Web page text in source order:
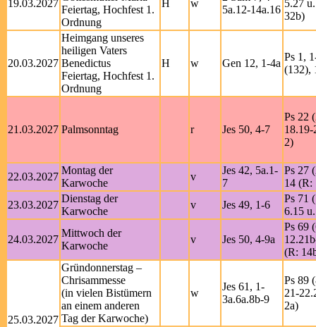
19.03.2027
Feiertag, Hochfest 1.
Ordnung
H w
5a.12-14a.16
5.27
32b)
20.03.2027
Heimgang unseres
heiligen Vaters
Benedictus
Feiertag, Hochfest 1.
Ordnung
H w Gen 12, 1-4a
Ps 1,
(132),
21.03.2027 Palmsonntag r Jes 50, 4-7
Ps 22
2)
22.03.2027
Montag der
Karwoche
v
Jes 42, 5a.1-
7
Ps 27
14 (R:
23.03.2027
Dienstag der
Karwoche
v Jes 49, 1-6
Ps 71
6.15
24.03.2027
Mittwoch der
Karwoche
v Jes 50, 4-9a
Ps 69
(R:
25.03.2027
Gründonnerstag –
Chrisammesse
(in vielen Bistümern
an einem anderen
Tag der Karwoche)
w
Jes 61, 1-
3a.6a.8b-9
Ps 89
21-
2a)